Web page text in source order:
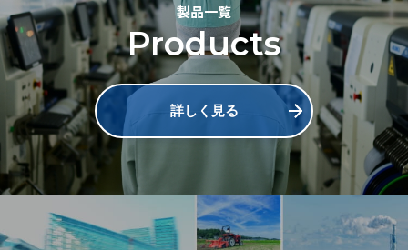
製品一覧
Products
詳しく見る